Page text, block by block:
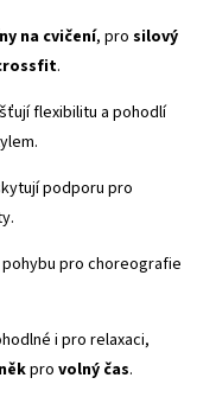
na cvičení, pro silový
.
flexibilitu a pohodlí
podporu pro
pro choreografie
i pro relaxaci,
pro volný čas.